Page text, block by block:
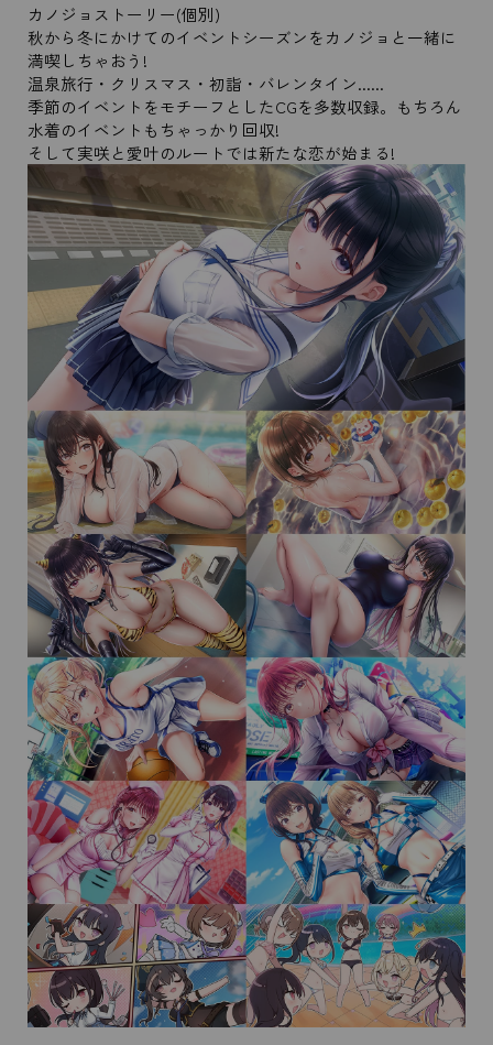
カノジョストーリー(個別)
秋から冬にかけてのイベントシーズンをカノジョと一緒に
満喫しちゃおう!
温泉旅行・クリスマス・初詣・バレンタイン......
季節のイベントをモチーフとしたCGを多数収録。もちろん
水着のイベントもちゃっかり回収!
そして実咲と愛叶のルートでは新たな恋が始まる!